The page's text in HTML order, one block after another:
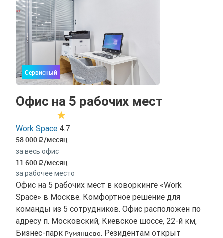
Сервисный
Офис на 5 рабочих мест
Work Space 4.7
58 000 /месяц
за весь офис
11 600 /месяц
за рабочее место
Офис на 5 рабочих мест в коворкинге «Work
Space» в Москве. Комфортное решение для
команды из 5 сотрудников. Офис расположен по
адресу п. Московский, Киевское шоссе, 22-й км,
Бизнес-парк Румянцево. Резидентам открыт